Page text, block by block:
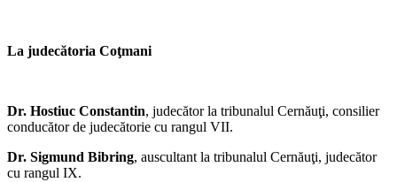
La judecătoria Coţmani
Dr. Hostiuc Constantin, judecător la tribunalul Cernăuţi, consilier
conducător de judecătorie cu rangul VII.
Dr. Sigmund Bibring, auscultant la tribunalul Cernăuţi, judecător
cu rangul IX.